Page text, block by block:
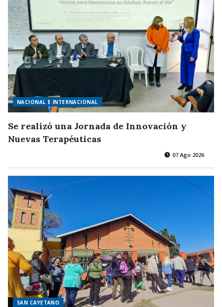
NACIONAL E INTERNACIONAL
Se realizó una Jornada de Innovación y
Nuevas Terapéuticas
07 Ago 2026
SAN CAYETANO